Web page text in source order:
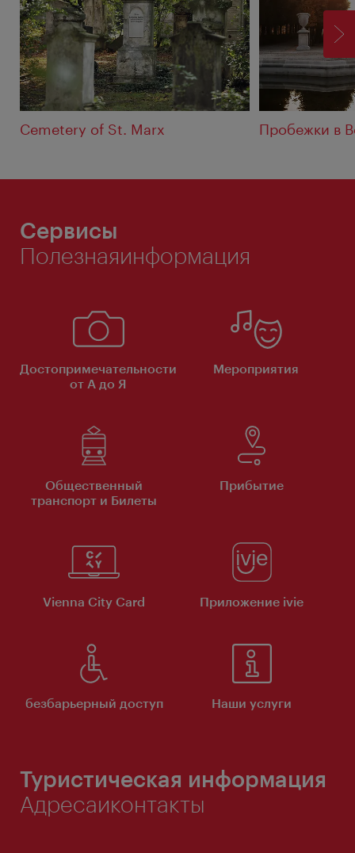
Cemetery of St. Marx Пробежки в
Сервисы
Полезнаяинформация
Достопримечательности
от А до Я
Мероприятия
Общественный
транспорт и Билеты
Прибытие
Vienna City Card Приложение ivie
безбарьерный доступ Наши услуги
Туристическая информация
Адресаиконтакты